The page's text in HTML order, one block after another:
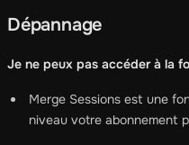
Dépannage
Je ne peux pas accéder à la
Merge Sessions est une
niveau votre abonnement